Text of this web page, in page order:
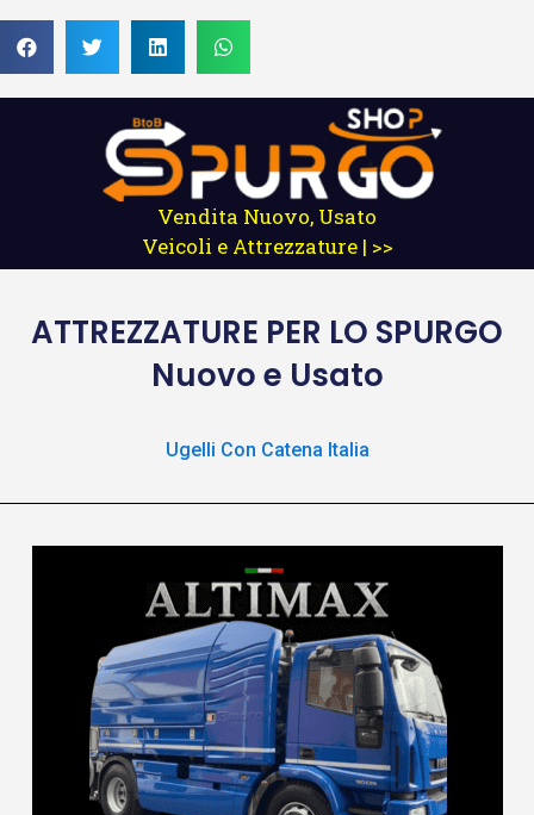
Vendita Nuovo, Usato
Veicoli e Attrezzature | >>
ATTREZZATURE PER LO SPURGO
Nuovo e Usato
Ugelli Con Catena Italia